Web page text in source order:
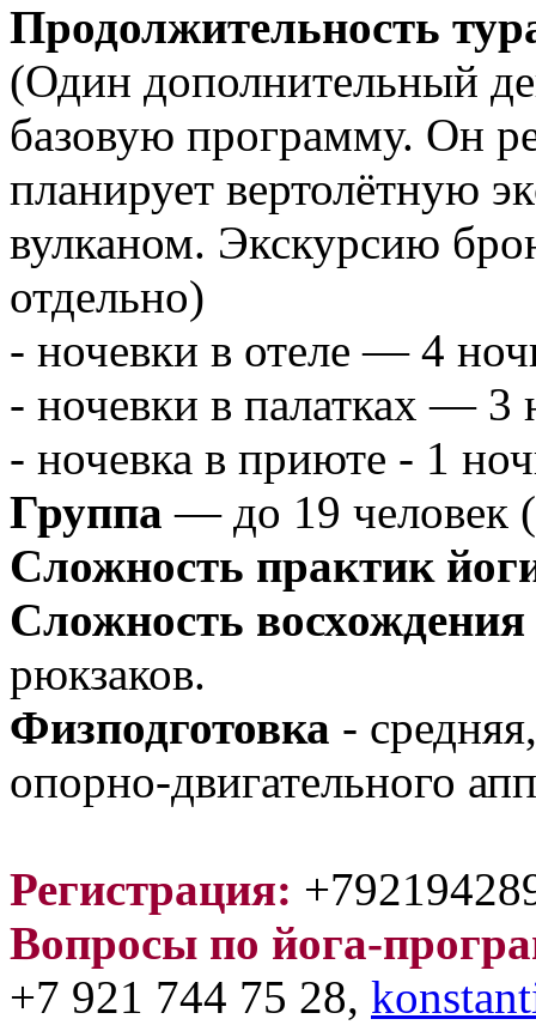
Продолжительность
(Один дополнительный
базовую программу. Он
планирует вертолётную
вулканом. Экскурсию
отдельно)
- ночевки в отеле — 4
- ночевки в палатках — 3
- ночевка в приюте - 1
Группа — до 19 человек
Сложность практик
Сложность восхождения
рюкзаков.
Физподготовка -
опорно-двигательного
Регистрация:
Вопросы по йога-
+7 921 744 75 28,